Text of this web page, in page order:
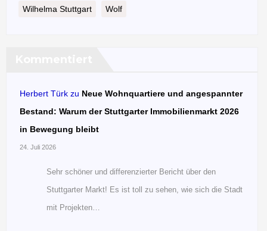
Wilhelma Stuttgart Wolf
Herbert Türk zu Neue Wohnquartiere und angespannter
Bestand: Warum der Stuttgarter Immobilienmarkt 2026
in Bewegung bleibt
24. Juli 2026
Sehr schöner und differenzierter Bericht über den
Stuttgarter Markt! Es ist toll zu sehen, wie sich die Stadt
mit Projekten…